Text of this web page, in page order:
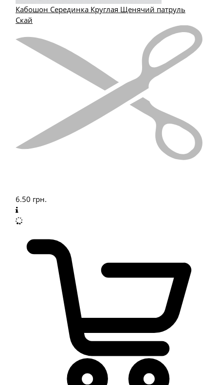
Кабошон Серединка Круглая Щенячий патруль
Скай
6.50 грн.